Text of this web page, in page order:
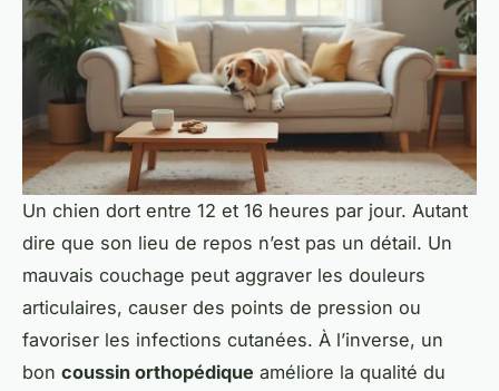
Un chien dort entre 12 et 16 heures par jour. Autant
dire que son lieu de repos n’est pas un détail. Un
mauvais couchage peut aggraver les douleurs
articulaires, causer des points de pression ou
favoriser les infections cutanées. À l’inverse, un
bon coussin orthopédique améliore la qualité du